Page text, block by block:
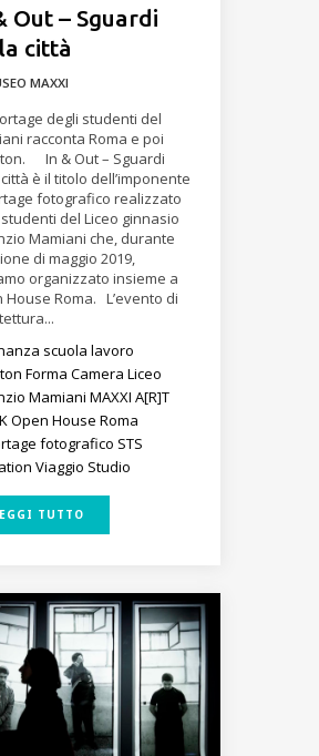
Out – Sguardi
città
MAXXI
degli studenti del
racconta Roma e poi
In & Out – Sguardi
è il titolo dell’imponente
fotografico realizzato
del Liceo ginnasio
Mamiani che, durante
di maggio 2019,
organizzato insieme a
House Roma. L’evento di
scuola lavoro
Forma Camera Liceo
Mamiani MAXXI A[R]T
Open House Roma
fotografico STS
Viaggio Studio
TUTTO